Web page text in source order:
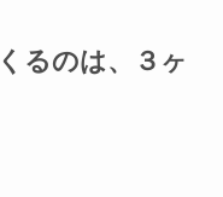
るのは、３ヶ